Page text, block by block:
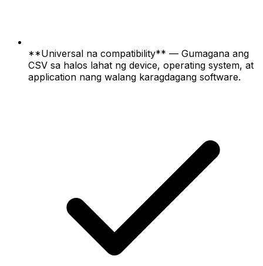
**Universal na compatibility** — Gumagana ang
CSV sa halos lahat ng device, operating system, at
application nang walang karagdagang software.